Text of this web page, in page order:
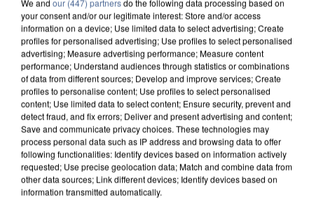
We and our (447) partnersdo the following data processing based on
your consent and/or our legitimate interest: Store and/or access
information on a device; Use limited data to select advertising; Create
profiles for personalised advertising; Use profiles to select personalised
advertising; Measure advertising performance; Measure content
performance; Understand audiences through statistics or combinations
of data from different sources; Develop and improve services; Create
profiles to personalise content; Use profiles to select personalised
content; Use limited data to select content; Ensure security, prevent and
detect fraud, and fix errors; Deliver and present advertising and content;
Save and communicate privacy choices. These technologies may
process personal data such as IP address and browsing data to offer
following functionalities: Identify devices based on information actively
requested; Use precise geolocation data; Match and combine data from
other data sources; Link different devices; Identify devices based on
information transmitted automatically.